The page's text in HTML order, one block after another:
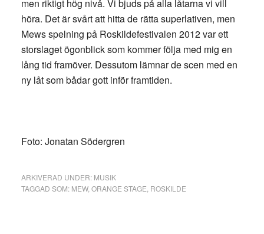
men riktigt hög nivå. Vi bjuds på alla låtarna vi vill
höra. Det är svårt att hitta de rätta superlativen, men
Mews spelning på Roskildefestivalen 2012 var ett
storslaget ögonblick som kommer följa med mig en
lång tid framöver. Dessutom lämnar de scen med en
ny låt som bådar gott inför framtiden.
Foto: Jonatan Södergren
ARKIVERAD UNDER: MUSIK
TAGGAD SOM: MEW, ORANGE STAGE ROSKILDE